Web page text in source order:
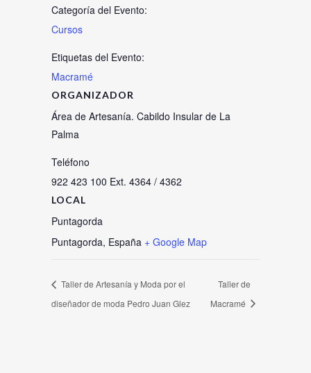
Categoría del Evento:
Cursos
Etiquetas del Evento:
Macramé
LOCAL
Puntagorda
Puntagorda, España + Google Map
ORGANIZADOR
Área de Artesanía. Cabildo Insular de La
Palma
Teléfono
922 423 100 Ext. 4364 / 4362
Taller de Artesanía y Moda por el
diseñador de moda Pedro Juan Glez
Taller de
Macramé